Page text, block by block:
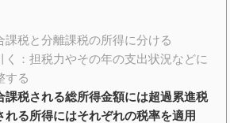
課税と分離課税の所得に分ける
く：担税力やその年の支出状況などに
する
課税される総所得金額には超過累進税
れる所得にはそれぞれの税率を適用